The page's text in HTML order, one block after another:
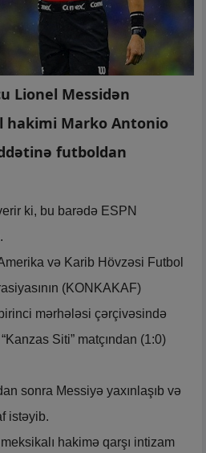
Lionel Messidən
hakimi Marko Antonio
futboldan
ki, bu barədə ESPN
və Karib Hövzəsi Futbol
(KONKAKAF)
mərhələsi çərçivəsində
Siti” matçından (1:0)
sonra Messiyə yaxınlaşıb və
istəyib.
hakimə qarşı intizam